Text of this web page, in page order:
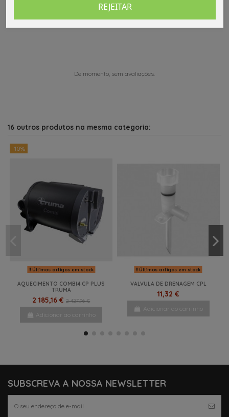
De momento, sem avaliações.
16 outros produtos na mesma categoria:
-10%
Últimos artigos em stock
AQUECIMENTO COMBI4 CP PLUS
TRUMA
2 185,16 €2 427,96 €
Adicionar ao carrinho
Últimos artigos em stock
VALVULA DE DRENAGEM CPL
11,32 €
Adicionar ao carrinho
SUBSCREVA A NOSSA NEWSLETTER
REJEITAR